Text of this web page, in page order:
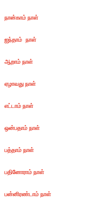
நான்காம் நாள்
ஐந்தாம் நாள்
ஆறாம் நாள்
ஏழாவது நாள்
எட்டாம் நாள்
ஒன்பதாம் நாள்
பத்தாம் நாள்
பதினோராம் நாள்
பன்னிரண்டாம் நாள்